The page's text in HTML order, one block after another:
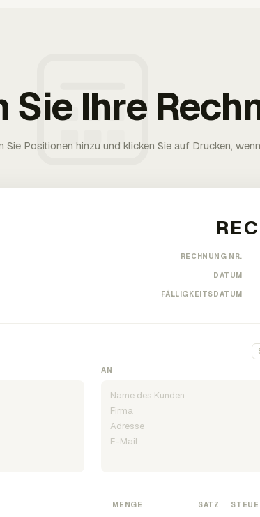
Sie Ihre
Sie Positionen hinzu und klicken Sie auf Drucken,
RECHNUNG NR.
DATUM
FÄLLIGKEITSDATUM
AN
MENGE SATZ